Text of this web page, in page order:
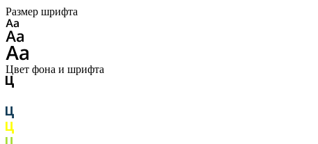
Размер шрифта
Цвет фона и шрифта